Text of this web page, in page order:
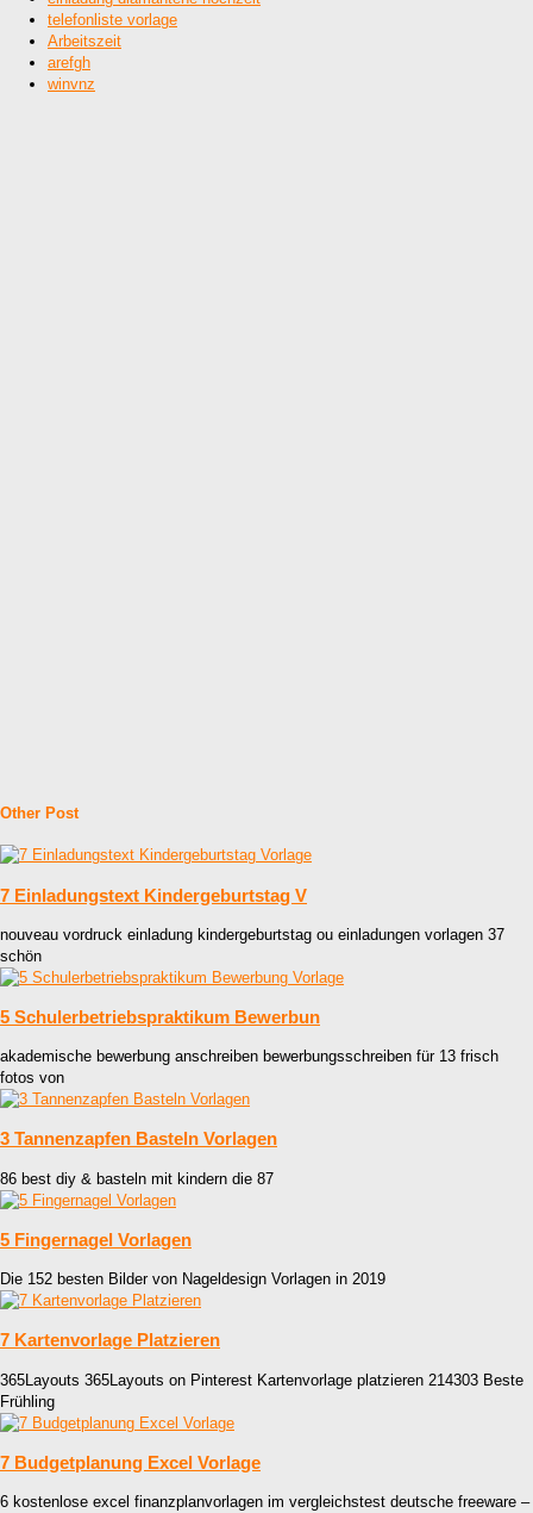
telefonliste vorlage
Arbeitszeit
arefgh
winvnz
Other Post
7 Einladungstext Kindergeburtstag V
nouveau vordruck einladung kindergeburtstag ou einladungen vorlagen 37
schön
5 Schulerbetriebspraktikum Bewerbun
akademische bewerbung anschreiben bewerbungsschreiben für 13 frisch
fotos von
3 Tannenzapfen Basteln Vorlagen
86 best diy & basteln mit kindern die 87
5 Fingernagel Vorlagen
Die 152 besten Bilder von Nageldesign Vorlagen in 2019
7 Kartenvorlage Platzieren
365Layouts 365Layouts on Pinterest Kartenvorlage platzieren 214303 Beste
Frühling
7 Budgetplanung Excel Vorlage
6 kostenlose excel finanzplanvorlagen im vergleichstest deutsche freeware –